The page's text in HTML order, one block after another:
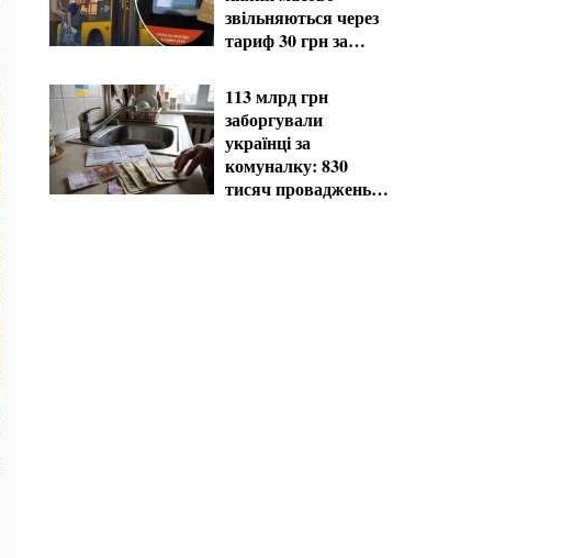
звільняються через
тариф 30 грн за
113 млрд грн
заборгували
українці за
комуналку: 830
тисяч проваджень у